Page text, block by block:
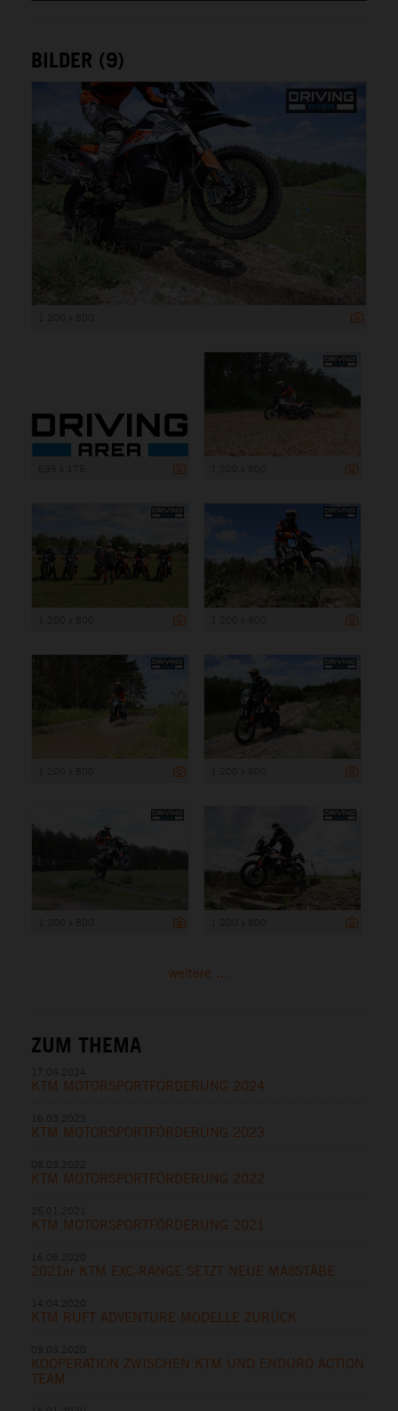
BILDER (9)
weitere ...
ZUM THEMA
KTM MOTORSPORTFÖRDERUNG 2024
KTM MOTORSPORTFÖRDERUNG 2023
KTM MOTORSPORTFÖRDERUNG 2022
KTM MOTORSPORTFÖRDERUNG 2021
2021er KTM EXC-RANGE SETZT NEUE MAßSTÄBE
KTM RUFT ADVENTURE MODELLE ZURÜCK
KOOPERATION ZWISCHEN KTM UND ENDURO ACTION
TEAM